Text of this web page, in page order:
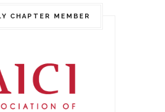
CHAPTER MEMBER